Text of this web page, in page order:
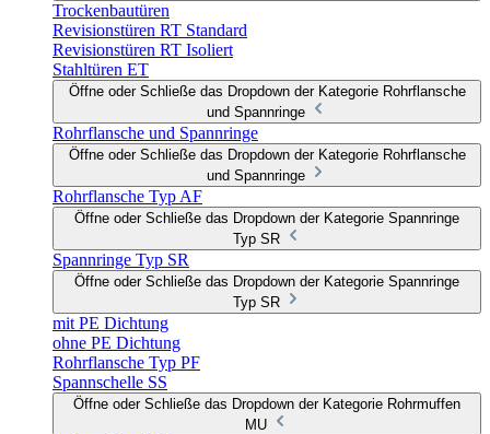
Trockenbautüren
Revisionstüren RT Standard
Revisionstüren RT Isoliert
Stahltüren ET
Öffne oder Schließe das Dropdown der Kategorie Rohrflansche
und Spannringe
Rohrflansche und Spannringe
Öffne oder Schließe das Dropdown der Kategorie Rohrflansche
und Spannringe
Rohrflansche Typ AF
Öffne oder Schließe das Dropdown der Kategorie Spannringe
Typ SR
Spannringe Typ SR
Öffne oder Schließe das Dropdown der Kategorie Spannringe
Typ SR
mit PE Dichtung
ohne PE Dichtung
Rohrflansche Typ PF
Spannschelle SS
Öffne oder Schließe das Dropdown der Kategorie Rohrmuffen
MU